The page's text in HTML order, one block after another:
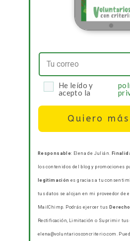
He leído y
acepto la
Quiero
Responsable: Elena de Julián.
los contenidos del blog y promociones
legitimación es gracias a tu
tus datos se alojan en mi proveedor de
MailChimp. Podrás ejercer tus
Rectificación, Limitación o Suprimir tus
elena@voluntariosconcriterio.com.